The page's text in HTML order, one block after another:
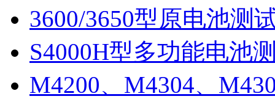
3600/3650型原电池测
S4000H型多功能电池
M4200、M4304、